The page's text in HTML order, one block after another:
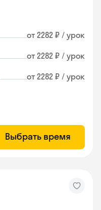
от 2282 ₽ / урок
от 2282 ₽ / урок
от 2282 ₽ / урок
Выбрать время